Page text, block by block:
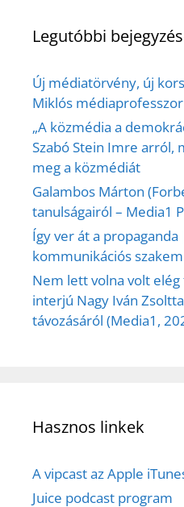
Legutóbbi
Új médiatörvény, új
Miklós
„A közmédia a
Szabó Stein Imre arról,
meg a közmédiát
Galambos Márton
tanulságairól – Media1
Így ver át a
kommunikációs
Nem lett volna volt elég
interjú Nagy Iván
távozásáról (Media1,
Hasznos linkek
A vipcast az Apple
Juice podcast program